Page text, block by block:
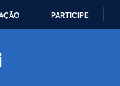
PARTICIPE